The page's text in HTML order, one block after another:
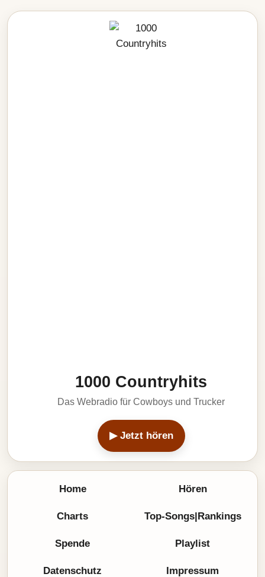
1000 Countryhits
Das Webradio für Cowboys und Trucker
▶ Jetzt hören
Home Hören
Charts Top-Songs|Rankings
Spende Playlist
Datenschutz Impressum